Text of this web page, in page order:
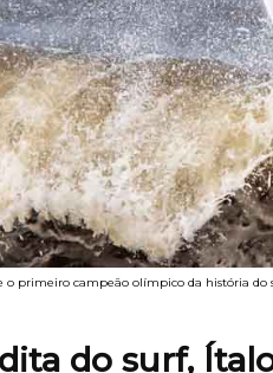
o primeiro campeão olímpico da história do
do surf,